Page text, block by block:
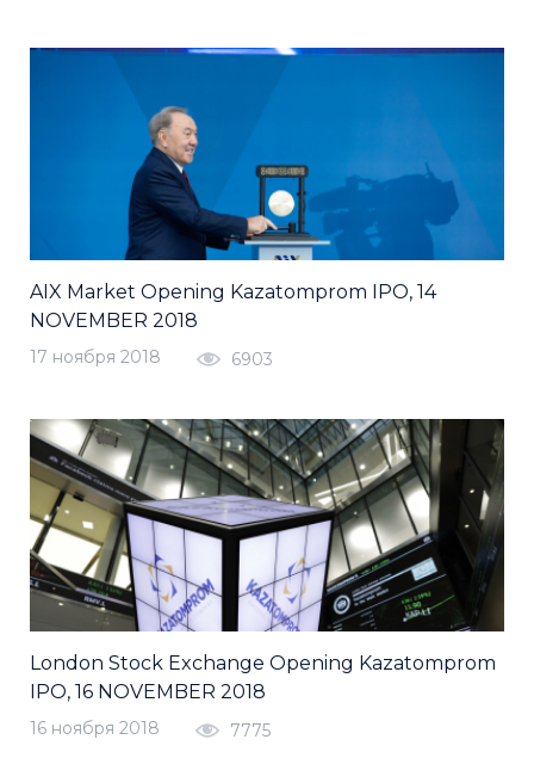
AIX Market Opening Kazatomprom IPO, 14
NOVEMBER 2018
17 ноября 2018 6903
London Stock Exchange Opening Kazatomprom
IPO, 16 NOVEMBER 2018
16 ноября 2018 7775